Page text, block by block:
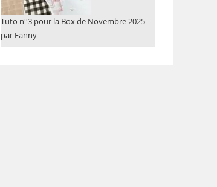
Tuto n°3 pour la Box de Novembre 2025
par Fanny